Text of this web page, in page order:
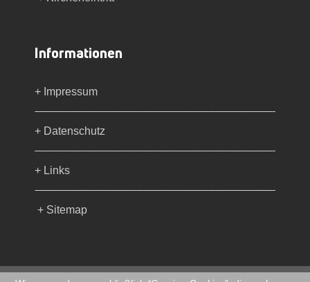
Informationen
+ Impressum
+ Datenschutz
+ Links
+ Sitemap